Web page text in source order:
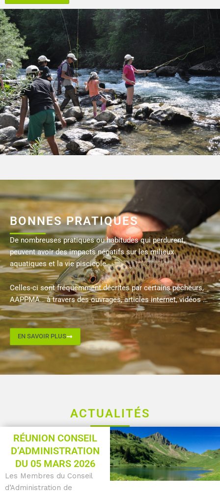
BONNES PRATIQUES
De nombreuses pratiques ou habitudes qui perdurent,
peuvent avoir des impacts négatifs sur les milieux
aquatiques et la vie piscicole.
Celles-ci sont fréquemment décrites par certains pêcheurs,
AAPPMA… à travers des ouvrages, articles internet, vidéos …
EN SAVOIR PLUS
ACTUALITÉS
RÉUNION CONSEIL
D’ADMINISTRATION
DU 05 MARS 2026
Les Membres du Conseil
d’Administration de
PagePagePagePage